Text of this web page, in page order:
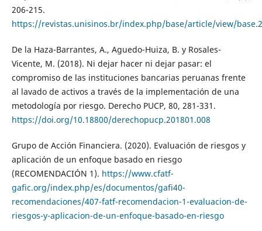
206-215.
https://revistas.unisinos.br/index.php/base/article/view/
De la Haza-Barrantes, A., Aguedo-Huiza, B. y Rosales-
Vicente, M. (2018). Ni dejar hacer ni dejar pasar: el
compromiso de las instituciones bancarias peruanas frente
al lavado de activos a través de la implementación de una
metodología por riesgo. Derecho PUCP, 80, 281-331.
https://doi.org/10.18800/derechopucp.201801.008
Grupo de Acción Financiera. (2020). Evaluación de riesgos y
aplicación de un enfoque basado en riesgo
(RECOMENDACIÓN 1). https://www.cfatf-
gafic.org/index.php/es/documentos/gafi40-
recomendaciones/407-fatf-recomendacion-1-evaluacion-de-
riesgos-y-aplicacion-de-un-enfoque-basado-en-riesgo